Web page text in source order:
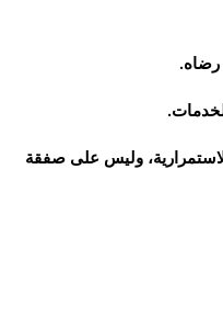
رضاه.
وليس على صفقة